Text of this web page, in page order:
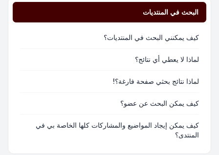
البحث في المنتديات
كيف يمكنني البحث في المنتديات؟
لماذا لا يعطي أي نتائج؟
لماذا نتائج بحثي صفحة فارغة؟!
كيف يمكن البحث عن عضو؟
كيف يمكن إيجاد المواضيع والمشاركات كلها الخاصة بي في
المنتدى؟